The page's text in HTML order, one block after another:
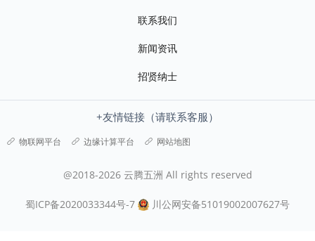
联系我们
新闻资讯
招贤纳士
+友情链接（请联系客服）
物联网平台 边缘计算平台 网站地图
@2018-2026 云腾五洲 All rights reserved
蜀ICP备2020033344号-7 川公网安备51019002007627号